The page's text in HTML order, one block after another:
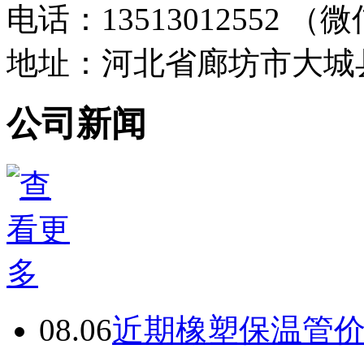
电话：13513012552 （
地址：河北省廊坊市大
公司新闻
08.06近期橡塑保温管